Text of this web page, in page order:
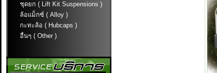
ชุดยก ( Lift Kit Suspensions )
ล้อแม็กซ์ ( Alloy )
กะทะล้อ ( Hubcaps )
อื่นๆ ( Other )